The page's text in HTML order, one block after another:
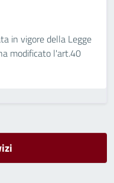
in vigore della Legge
modificato l'art.40